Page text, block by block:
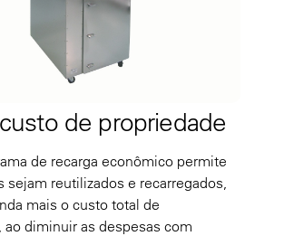
de propriedade
de recarga econômico permite
sejam reutilizados e recarregados,
mais o custo total de
ao diminuir as despesas com